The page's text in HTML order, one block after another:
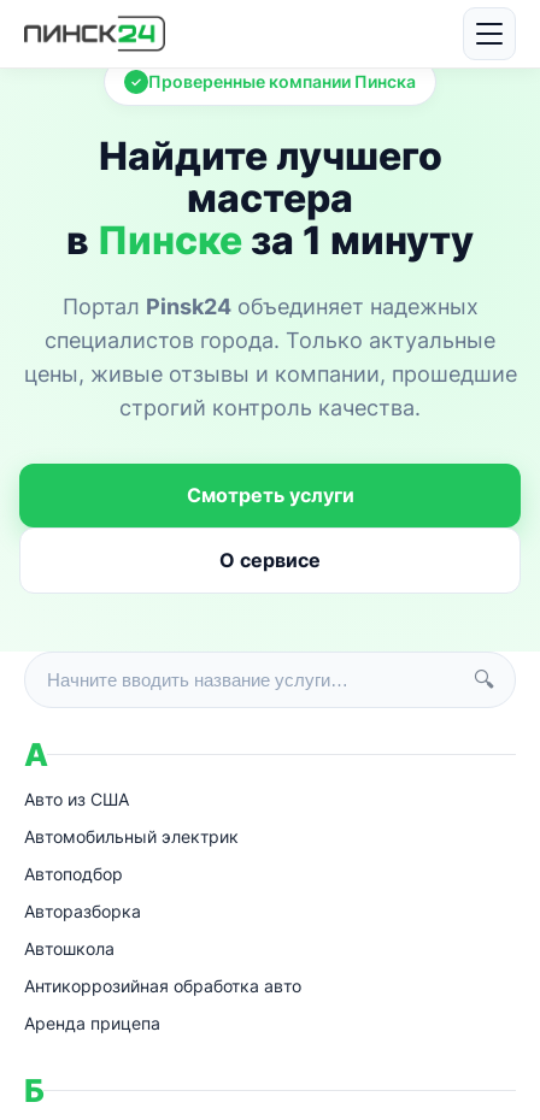
✓ Проверенные компании Пинска
Найдите лучшего
мастера
в Пинске за 1 минуту
Портал Pinsk24объединяет надежных
специалистов города. Только актуальные
цены, живые отзывы и компании, прошедшие
строгий контроль качества.
Смотреть услуги
О сервисе
🔍
А
Авто из США
Автомобильный электрик
Автоподбор
Авторазборка
Автошкола
Антикоррозийная обработка авто
Аренда прицепа
Б